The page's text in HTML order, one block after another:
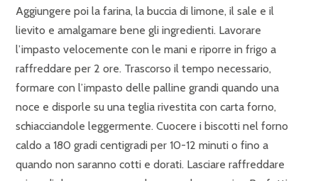
Aggiungere poi la farina, la buccia di limone, il sale e il
lievito e amalgamare bene gli ingredienti. Lavorare
l’impasto velocemente con le mani e riporre in frigo a
raffreddare per 2 ore. Trascorso il tempo necessario,
formare con l’impasto delle palline grandi quando una
noce e disporle su una teglia rivestita con carta forno,
schiacciandole leggermente. Cuocere i biscotti nel forno
caldo a 180 gradi centigradi per 10-12 minuti o fino a
quando non saranno cotti e dorati. Lasciare raffreddare